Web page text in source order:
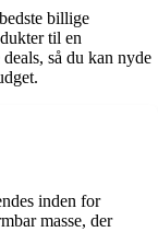
billige
til en
så du kan nyde
inden for
masse, der